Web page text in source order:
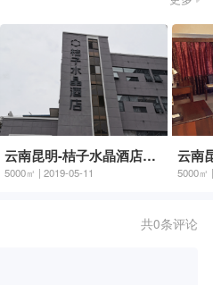
云南昆明-桔子水晶酒店云华店
5000㎡ | 2019-05-11
云南
5000㎡
共0条评论